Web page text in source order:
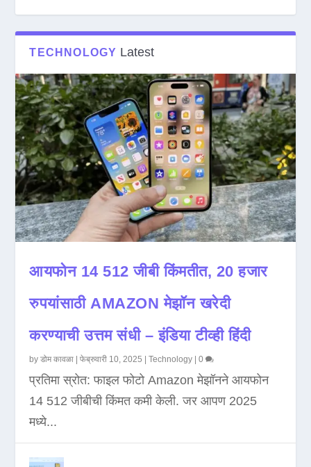
TECHNOLOGY Latest
आयफोन 14 512 जीबी किंमतीत, 20 हजार
रुपयांसाठी AMAZON मेझॉन खरेदी
करण्याची उत्तम संधी – इंडिया टीव्ही हिंदी
byडोम कावळा |फेब्रुवारी 10, 2025 |Technology |0
प्रतिमा स्रोत: फाइल फोटो Amazon मेझॉनने आयफोन
14 512 जीबीची किंमत कमी केली. जर आपण 2025
मध्ये...